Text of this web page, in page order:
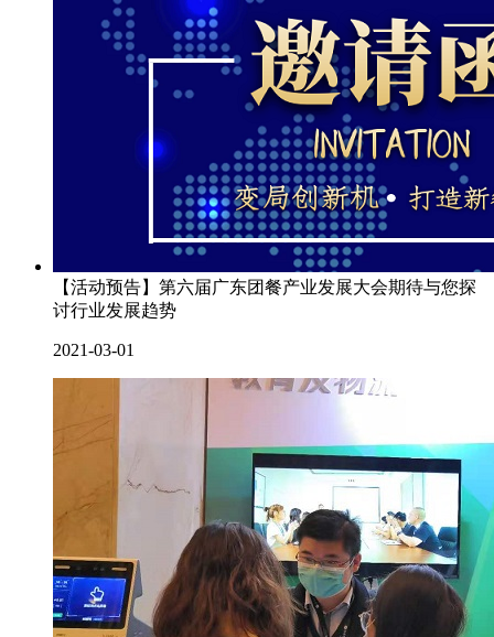
【活动预告】第六届广东团餐产业发展大会期待与您探
讨行业发展趋势
2021-03-01